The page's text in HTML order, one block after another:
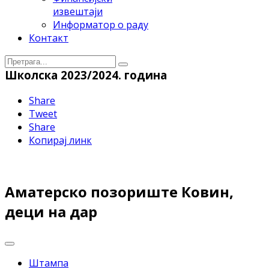
извештаји
Информатор о раду
Контакт
Школска 2023/2024. година
Share
Tweet
Share
Копирај линк
Аматерско позориште Ковин,
деци на дар
Штампа